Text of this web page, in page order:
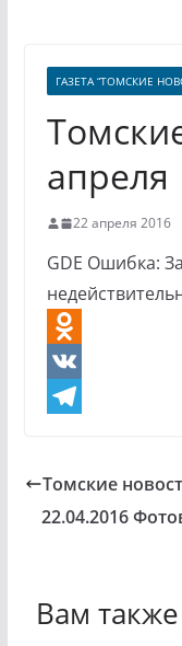
ГАЗЕТА “ТОМСКИЕ
апреля
22 апреля 2016
GDE Ошибка:
O
d
s
V
r
Томские
22.04.2016
Вам